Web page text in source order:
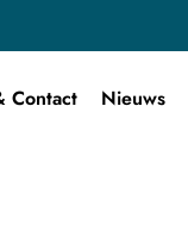
Contact Nieuws